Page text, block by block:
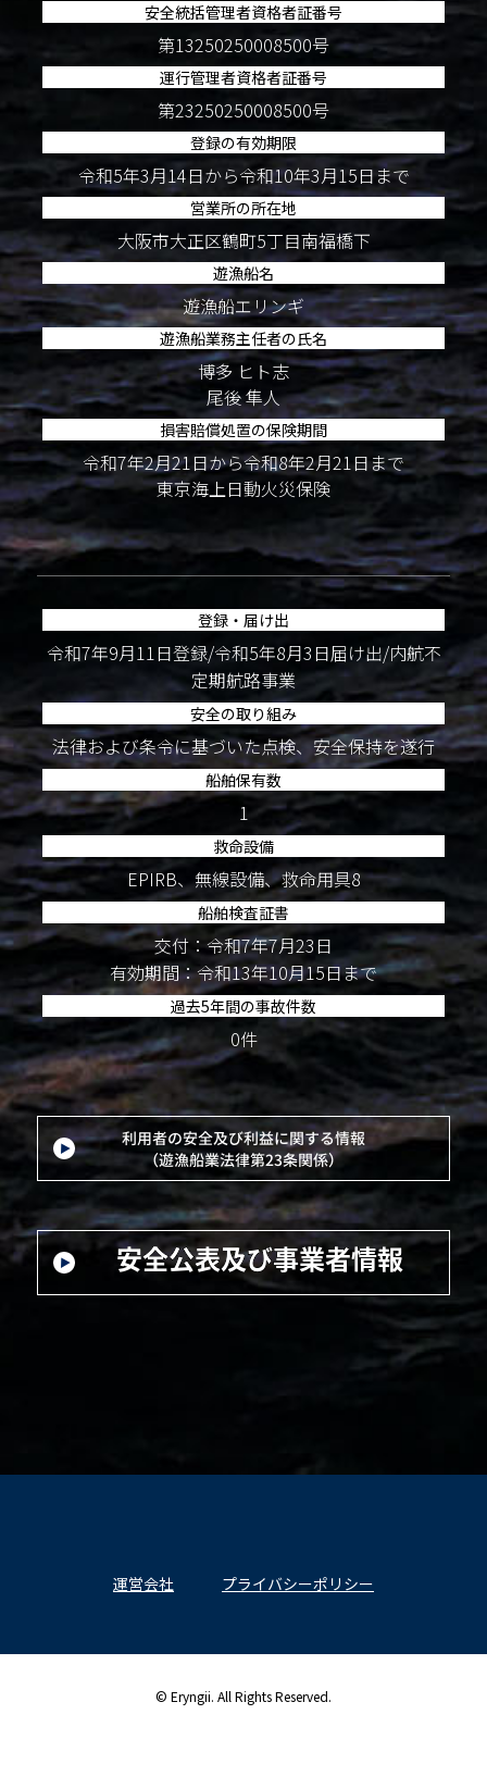
安全統括管理者資格者証番号
第13250250008500号
運行管理者資格者証番号
第23250250008500号
登録の有効期限
令和5年3月14日から令和10年3月15日まで
営業所の所在地
大阪市大正区鶴町5丁目南福橋下
遊漁船名
遊漁船エリンギ
遊漁船業務主任者の氏名
博多 ヒト志
尾後 隼人
損害賠償処置の保険期間
令和7年2月21日から令和8年2月21日まで
東京海上日動火災保険
登録・届け出
令和7年9月11日登録/令和5年8月3日届け出/内航不
定期航路事業
安全の取り組み
法律および条令に基づいた点検、安全保持を遂行
船舶保有数
1
救命設備
EPIRB、無線設備、救命用具8
船舶検査証書
交付：令和7年7月23日
有効期間：令和13年10月15日まで
過去5年間の事故件数
0件
運営会社 プライバシーポリシー
© Eryngii. All Rights Reserved.